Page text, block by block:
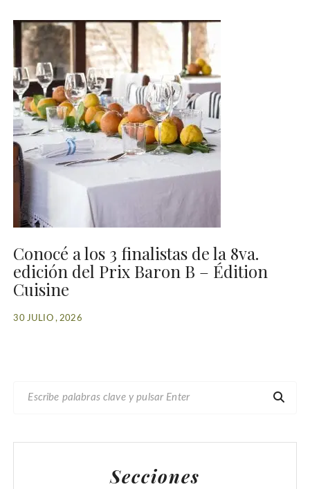
Conocé a los 3 finalistas de la 8va.
edición del Prix Baron B – Édition
Cuisine
30 JULIO , 2026
C
Secciones